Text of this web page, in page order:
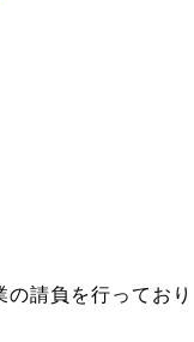
請負を行っており